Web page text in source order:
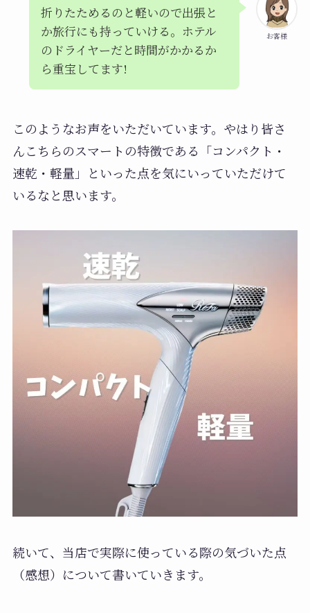
お客様
折りたためるのと軽いので出張と
か旅行にも持っていける。ホテル
のドライヤーだと時間がかかるか
ら重宝してます!
このようなお声をいただいています。やはり皆さ
んこちらのスマートの特徴である「コンパクト・
速乾・軽量」といった点を気にいっていただけて
いるなと思います。
続いて、当店で実際に使っている際の気づいた点
（感想）について書いていきます。